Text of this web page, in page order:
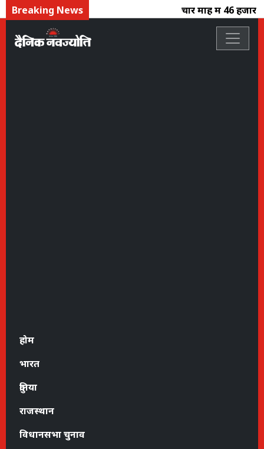
Breaking News चार माह में 46 हजार
होम
भारत
दुनिया
राजस्थान
विधानसभा चुनाव